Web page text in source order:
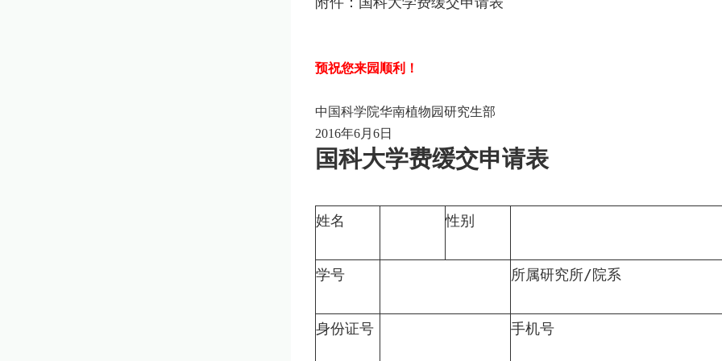
预祝您来园顺利！
中国科学院华南植物园研究生部
2016年6月 6日
国科大学费缓交申请表
姓名 性别
学号 所属研究所/院系
身份证号 手机号